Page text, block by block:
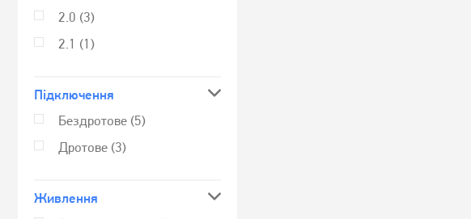
2.0 (3)
2.1 (1)
Підключення
Бездротове (5)
Дротове (3)
Живлення